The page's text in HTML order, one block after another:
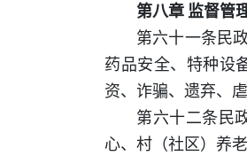
第八章 监督管
第六十一条民
药品安全、特种设
资、诈骗、遗弃、
第六十二条民
心、村（社区）养